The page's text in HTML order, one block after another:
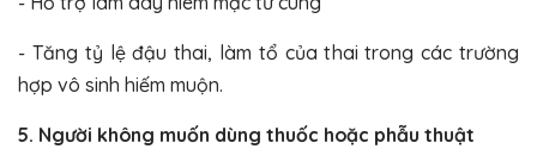
- Tăng tỷ lệ đậu thai, làm tổ của thai trong các trường
hợp vô sinh hiếm muộn.
5. Người không muốn dùng thuốc hoặc phẫu thuật